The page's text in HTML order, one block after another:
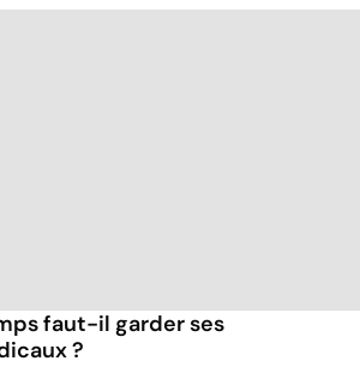
faut-il garder ses
?